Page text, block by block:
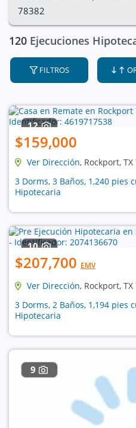
78382
120 Ejecuciones
FILTROS
12
$159,000
Ver Dirección, Rockport, TX
3 Dorms, 3 Baños, 1,240 pies
Hipotecaria
10
$207,700 EMV
Ver Dirección, Rockport, TX
3 Dorms, 2 Baños, 1,194 pies
Hipotecaria
9